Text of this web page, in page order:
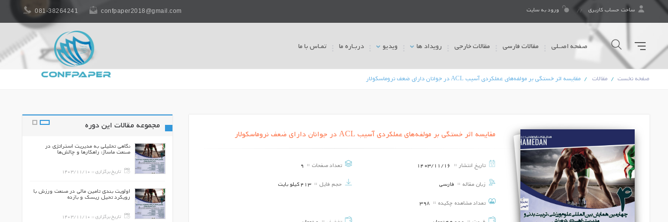
ساخت حساب کاربری ورود به سایت confpaper2018@gmail.com
081-38264241
صفحه اصـلی مقالات فارسی مقالات خارجی رویداد ها ویدیو دربـاره ما تمـاس با ما
صفحه نخست مقالات مقایسه اثر خستگی بر مولفه‌های عملکردی آسیب ACL در جوانان دارای ضعف نروماسکولار
مقایسه اثر خستگی بر مولفه‌های عملکردی آسیب ACL در جوانان دارای ضعف نروماسکولار
تاریخ انتشار 1403/11/16 تعداد صفحات 9
زبان مقاله فارسی حجم فایل 413 کیلو بایت
تعداد مشاهده چکیده 398
مجموعه مقالات این دوره
نگاهی تحلیلی به مدیریت استراتژی در
صنعت ماساژ: راهکارها و چالش‌ها
تاریخ برگزاری :: 1403/11/10
اولویت بندی تامین مالی در صنعت ورزش با
رویکرد تحیل ریسک و بازده
تاریخ برگزاری :: 1403/11/10